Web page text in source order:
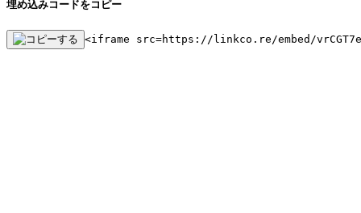
埋め込みコードをコピー
<iframe src=https://linkco.re/embed/